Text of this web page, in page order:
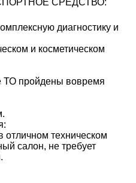
диагностику и
и косметическом
ТО пройдены вовремя
отличном техническом
салон, не требует